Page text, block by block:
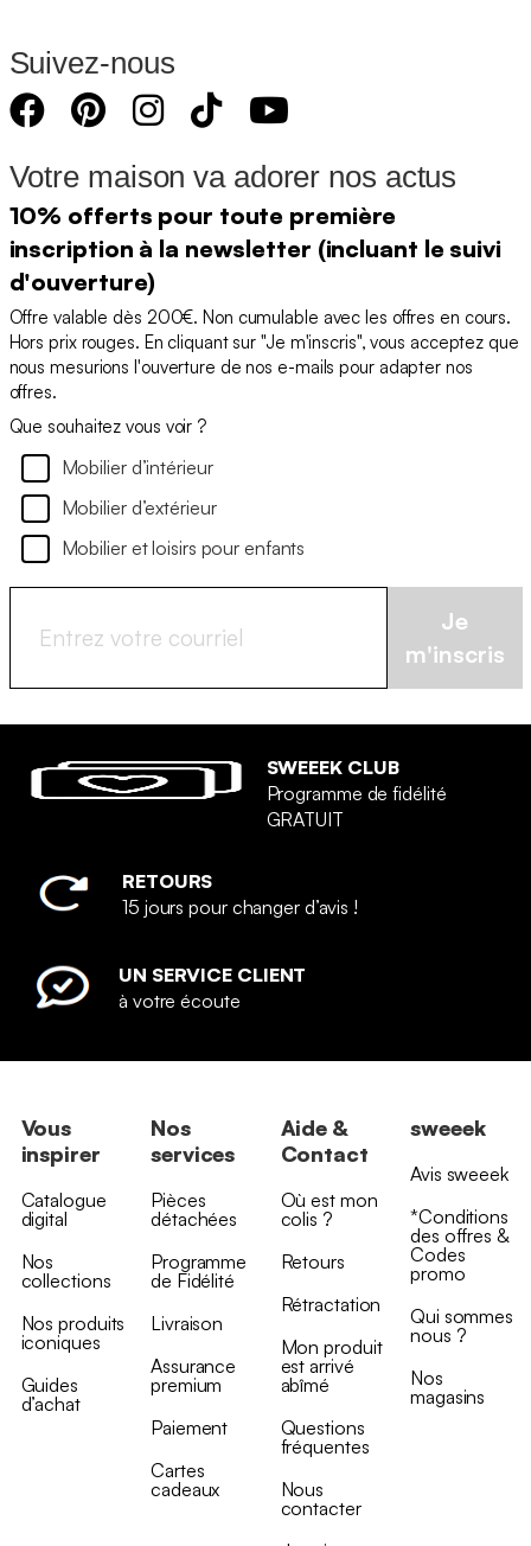
Suivez-nous
Votre maison va adorer nos actus
10% offerts pour toute première
inscription à la newsletter (incluant le suivi
d'ouverture)
Offre valable dès 200€. Non cumulable avec les offres en cours.
Hors prix rouges. En cliquant sur "Je m'inscris", vous acceptez que
nous mesurions l'ouverture de nos e-mails pour adapter nos
offres.
Que souhaitez vous voir ?
Mobilier d’intérieur
Mobilier d’extérieur
Mobilier et loisirs pour enfants
Je
m'inscris
SWEEEK CLUB
Programme de fidélité
GRATUIT
RETOURS
15 jours pour changer d’avis !
UN SERVICE CLIENT
à votre écoute
Vous
inspirer
Catalogue
digital
Nos
collections
Nos produits
iconiques
Guides
d’achat
Nos
services
Pièces
détachées
Programme
de Fidélité
Livraison
Assurance
premium
Paiement
Cartes
cadeaux
Aide &
Contact
Où est mon
colis ?
Retours
Rétractation
Mon produit
est arrivé
abîmé
Questions
fréquentes
Nous
contacter
sweeek
Avis sweeek
*Conditions
des offres &
Codes
promo
Qui sommes
nous ?
Nos
magasins